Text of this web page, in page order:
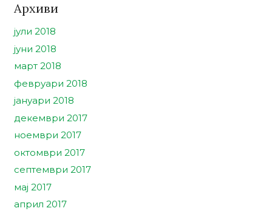
Архиви
јули 2018
јуни 2018
март 2018
февруари 2018
јануари 2018
декември 2017
ноември 2017
октомври 2017
септември 2017
мај 2017
април 2017